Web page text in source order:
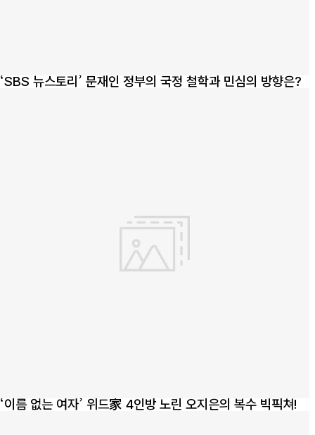
‘SBS 뉴스토리’ 문재인 정부의 국정 철학과 민심의 방향은?
‘이름 없는 여자’ 위드家 4인방 노린 오지은의 복수 빅픽쳐!